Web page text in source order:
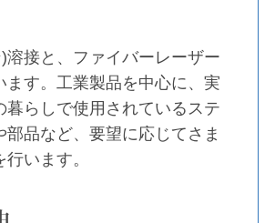
溶接と、ファイバーレーザー
ます。工業製品を中心に、実
暮らしで使用されているステ
部品など、要望に応じてさま
います。